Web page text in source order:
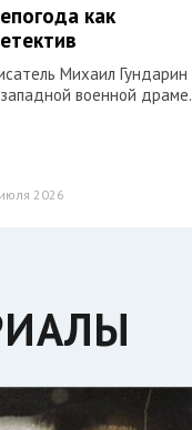
как
Михаил Гундарин
военной драме.
2026